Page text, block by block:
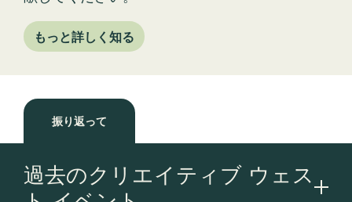
振り返って
過去のクリエイティブ ウェス
ト イベント